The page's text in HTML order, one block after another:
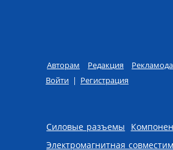
Авторам Редакция
Войти | Регистрация
Skip to content
Силовые разъемы
Электромагнитная